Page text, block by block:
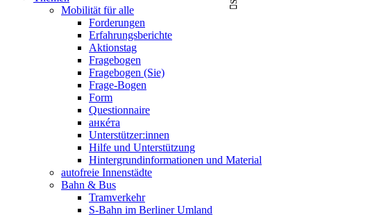
Mobilität für alle
Forderungen
Erfahrungsberichte
Aktionstag
Fragebogen
Fragebogen (Sie)
Frage-Bogen
Form
Questionnaire
анкéта
Unterstützer:innen
Hilfe und Unterstützung
Hintergrundinformationen und Material
autofreie Innenstädte
Bahn & Bus
Tramverkehr
S-Bahn im Berliner Umland